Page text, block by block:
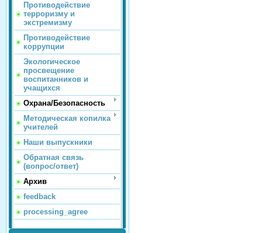
Противодействие
терроризму и
экстремизму
Противодействие
коррупции
Экологическое
просвещение
воспитанников и
учащихся
Охрана/Безопасность
Методическая копилка
учителей
Наши выпускники
Обратная связь
(вопрос/ответ)
Архив
feedback
processing_agree